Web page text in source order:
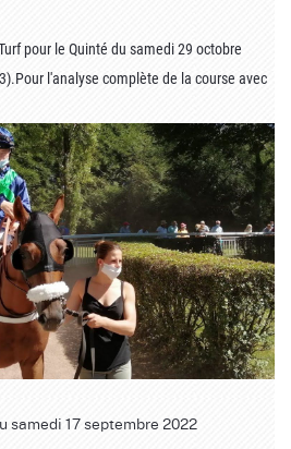
pour le Quinté du samedi 29 octobre
l'analyse complète de la course avec
samedi 17 septembre 2022